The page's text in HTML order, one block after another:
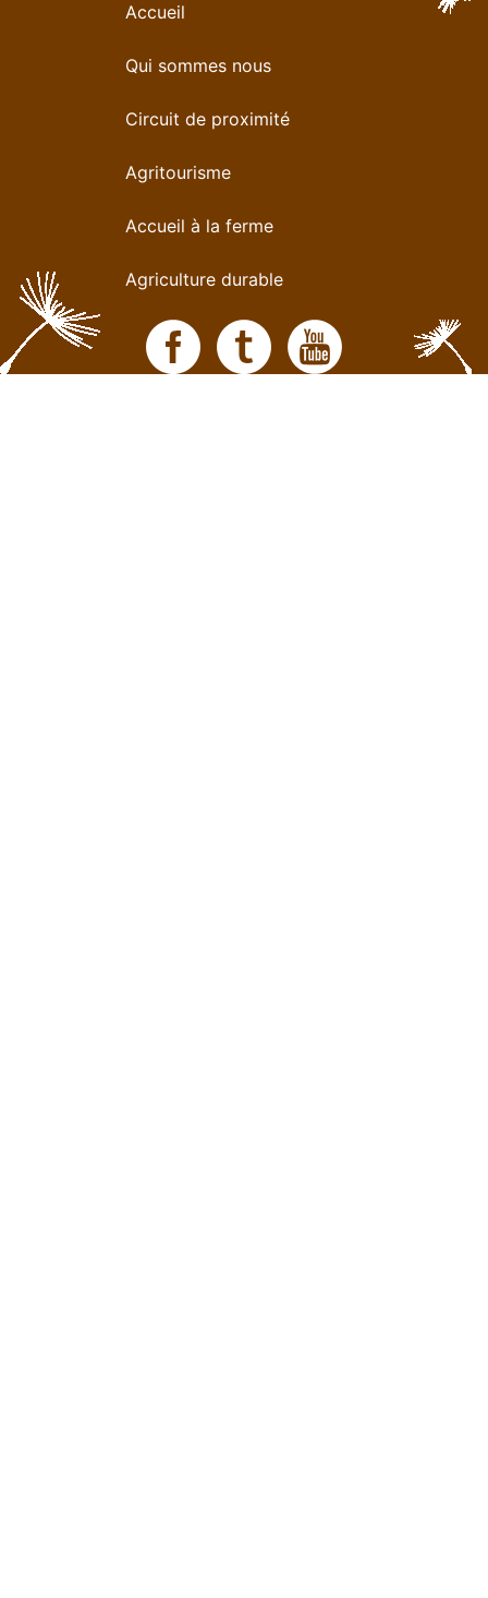
Accueil
Qui sommes nous
Circuit de proximité
Agritourisme
Accueil à la ferme
Agriculture durable